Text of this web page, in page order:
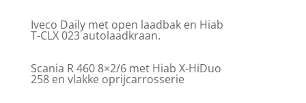
Iveco Daily met open laadbak en Hiab
T-CLX 023 autolaadkraan.
Scania R 460 8×2/6 met Hiab X-HiDuo
258 en vlakke oprijcarrosserie